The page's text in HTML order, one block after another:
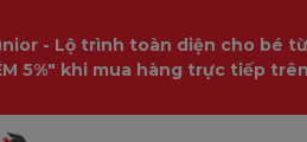
- Lộ trình toàn diện cho bé
5%" khi mua hàng trực tiếp